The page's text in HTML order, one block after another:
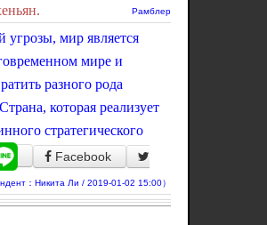
Рамблер
угрозы, мир является
мире и
разного рода
которая реализует
стратегического
Facebook
：Никита Ли / 2019-01-02 15:00）